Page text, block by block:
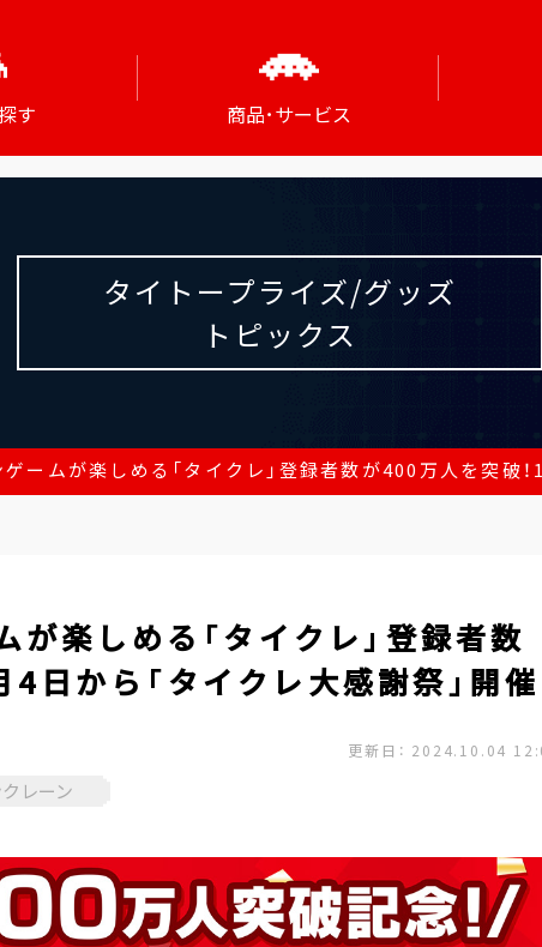
す 商品･サービス
タイトープライズ/グッズ
トピックス
ームが楽しめる「タイクレ」登録者数が400万人を突破
楽しめる「タイクレ」登録者数
日から「タイクレ大感謝祭」開催
更新日： 2024.10.04
レーン